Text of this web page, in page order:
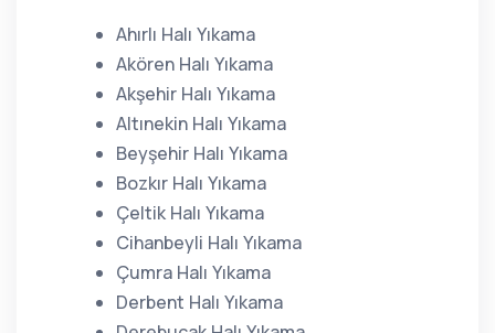
Ahırlı Halı Yıkama
Akören Halı Yıkama
Akşehir Halı Yıkama
Altınekin Halı Yıkama
Beyşehir Halı Yıkama
Bozkır Halı Yıkama
Çeltik Halı Yıkama
Cihanbeyli Halı Yıkama
Çumra Halı Yıkama
Derbent Halı Yıkama